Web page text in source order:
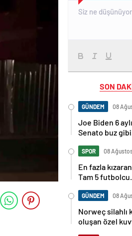
SON
GÜNDEM 08
Joe Biden 6
Senato buz
SPOR 08
En fazla
Tam 5
GÜNDEM 08
Norweç silahlı
oluşan özel